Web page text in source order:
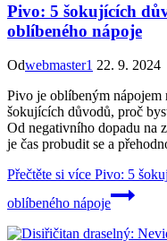
Pivo: 5 šokujících
oblíbeného nápoje
Odwebmaster1 22. 9. 2024
Pivo je oblíbeným
šokujících důvodů, proč
Od negativního dopadu na
je čas probudit se a
Přečtěte si více Pivo: 5
oblíbeného nápoje